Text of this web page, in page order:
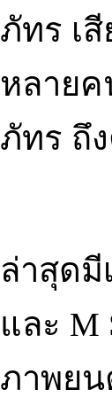
ภัทร เ
หลายค
ภัทร ถึ
ล่าสุดมี
และ M
ภาพยน